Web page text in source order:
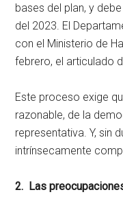
bases del plan, y
del 2023. El
con el Ministerio de
febrero, el articulado
Este proceso exige
razonable, de la
representativa. Y, sin
intrínsecamente
2. Las